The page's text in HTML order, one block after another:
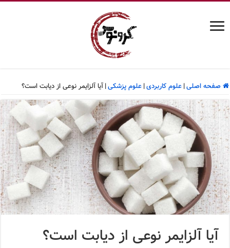
صفحه اصلی| علوم کاربردی| علوم پزشکی| آیا آلزایمر نوعی از دیابت است؟
آیا آلزایمر نوعی از دیابت است؟